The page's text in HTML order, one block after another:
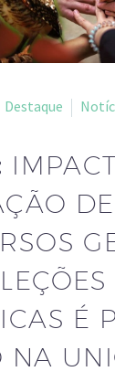
Destaque
É
NA